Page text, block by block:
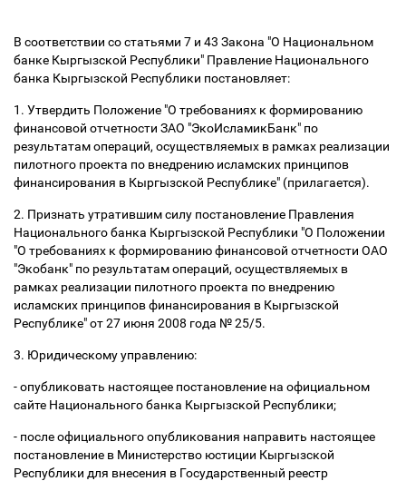
В соответствии со статьями 7 и 43 Закона "О Национальном
банке Кыргызской Республики" Правление Национального
банка Кыргызской Республики постановляет:
1. Утвердить Положение "О требованиях к формированию
финансовой отчетности ЗАО "ЭкоИсламикБанк" по
результатам операций, осуществляемых в рамках реализации
пилотного проекта по внедрению исламских принципов
финансирования в Кыргызской Республике" (прилагается).
2. Признать утратившим силу постановление Правления
Национального банка Кыргызской Республики "О Положении
"О требованиях к формированию финансовой отчетности ОАО
"Экобанк" по результатам операций, осуществляемых в
рамках реализации пилотного проекта по внедрению
исламских принципов финансирования в Кыргызской
Республике" от 27 июня 2008 года № 25/5.
3. Юридическому управлению:
- опубликовать настоящее постановление на официальном
сайте Национального банка Кыргызской Республики;
- после официального опубликования направить настоящее
постановление в Министерство юстиции Кыргызской
Республики для внесения в Государственный реестр